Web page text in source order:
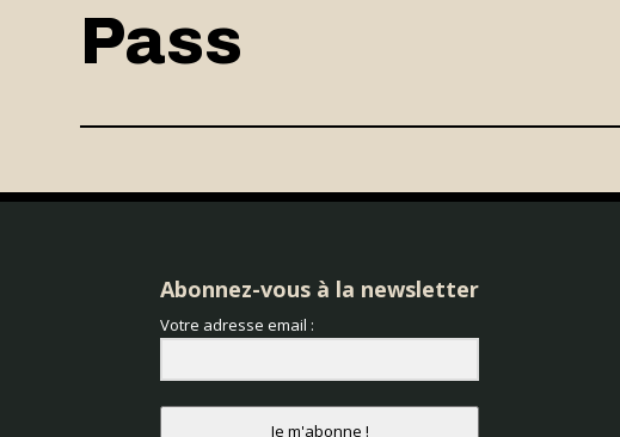
Pass
Abonnez-vous à la newsletter
Votre adresse email :
Je m'abonne !